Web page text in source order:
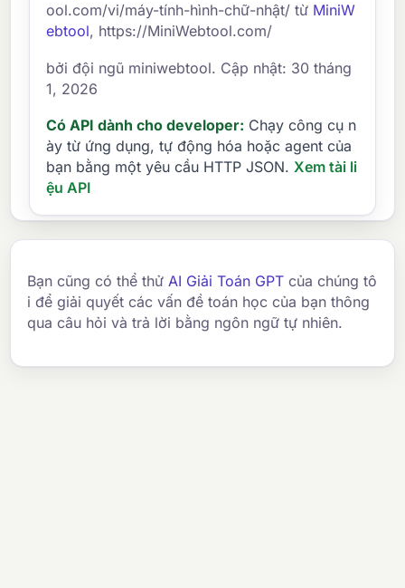
ool.com/vi/máy-tính-hình-chữ-nhật/ từ MiniW
ebtool, https://MiniWebtool.com/
bởi đội ngũ miniwebtool. Cập nhật: 30 tháng
1, 2026
Có API dành cho developer: Chạy công cụ n
ày từ ứng dụng, tự động hóa hoặc agent của
bạn bằng một yêu cầu HTTP JSON. Xem tài li
ệu API
Bạn cũng có thể thửAI Giải Toán GPT của chúng tô
i để giải quyết các vấn đề toán học của bạn thông
qua câu hỏi và trả lời bằng ngôn ngữ tự nhiên.